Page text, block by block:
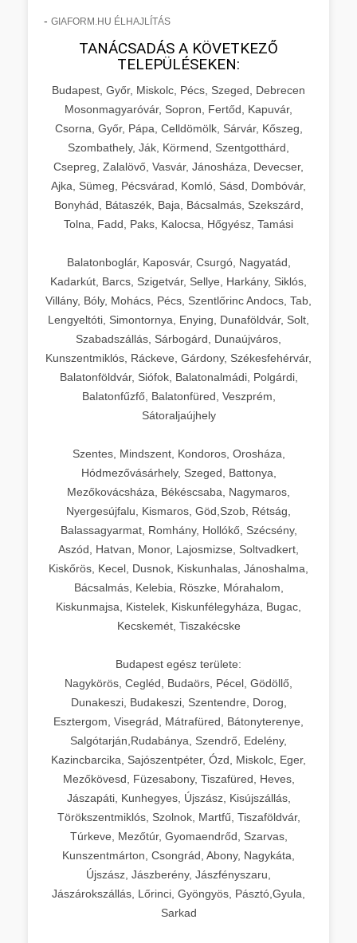
- GIAFORM.HU ÉLHAJLÍTÁS
TANÁCSADÁS A KÖVETKEZŐ
TELEPÜLÉSEKEN:
Budapest, Győr, Miskolc, Pécs, Szeged, Debrecen
Mosonmagyaróvár, Sopron, Fertőd, Kapuvár,
Csorna, Győr, Pápa, Celldömölk, Sárvár, Kőszeg,
Szombathely, Ják, Körmend, Szentgotthárd,
Csepreg, Zalalövő, Vasvár, Jánosháza, Devecser,
Ajka, Sümeg, Pécsvárad, Komló, Sásd, Dombóvár,
Bonyhád, Bátaszék, Baja, Bácsalmás, Szekszárd,
Tolna, Fadd, Paks, Kalocsa, Hőgyész, Tamási
Balatonboglár, Kaposvár, Csurgó, Nagyatád,
Kadarkút, Barcs, Szigetvár, Sellye, Harkány, Siklós,
Villány, Bóly, Mohács, Pécs, Szentlőrinc Andocs, Tab,
Lengyeltóti, Simontornya, Enying, Dunaföldvár, Solt,
Szabadszállás, Sárbogárd, Dunaújváros,
Kunszentmiklós, Ráckeve, Gárdony, Székesfehérvár,
Balatonföldvár, Siófok, Balatonalmádi, Polgárdi,
Balatonfűzfő, Balatonfüred, Veszprém,
Sátoraljaújhely
Szentes, Mindszent, Kondoros, Orosháza,
Hódmezővásárhely, Szeged, Battonya,
Mezőkovácsháza, Békéscsaba, Nagymaros,
Nyergesújfalu, Kismaros, Göd,Szob, Rétság,
Balassagyarmat, Romhány, Hollókő, Szécsény,
Aszód, Hatvan, Monor, Lajosmizse, Soltvadkert,
Kiskőrös, Kecel, Dusnok, Kiskunhalas, Jánoshalma,
Bácsalmás, Kelebia, Röszke, Mórahalom,
Kiskunmajsa, Kistelek, Kiskunfélegyháza, Bugac,
Kecskemét, Tiszakécske
Budapest egész területe:
Nagykörös, Cegléd, Budaörs, Pécel, Gödöllő,
Dunakeszi, Budakeszi, Szentendre, Dorog,
Esztergom, Visegrád, Mátrafüred, Bátonyterenye,
Salgótarján,Rudabánya, Szendrő, Edelény,
Kazincbarcika, Sajószentpéter, Ózd, Miskolc, Eger,
Mezőkövesd, Füzesabony, Tiszafüred, Heves,
Jászapáti, Kunhegyes, Újszász, Kisújszállás,
Törökszentmiklós, Szolnok, Martfű, Tiszaföldvár,
Túrkeve, Mezőtúr, Gyomaendrőd, Szarvas,
Kunszentmárton, Csongrád, Abony, Nagykáta,
Újszász, Jászberény, Jászfényszaru,
Jászárokszállás, Lőrinci, Gyöngyös, Pásztó,Gyula,
Sarkad